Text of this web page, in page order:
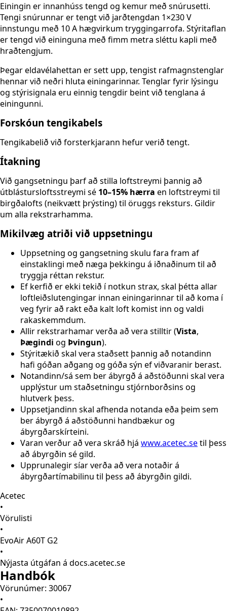
Einingin er innanhúss tengd og kemur með snúrusetti.
Tengi snúrunnar er tengt við jarðtengdan 1×230 V
innstungu með 10 A hægvirkum tryggingarrofa. Stýritaflan
er tengd við eininguna með fimm metra sléttu kapli með
hraðtengjum.
Þegar eldavélahettan er sett upp, tengist rafmagnstenglar
hennar við neðri hluta einingarinnar. Tenglar fyrir lýsingu
og stýrisignala eru einnig tengdir beint við tenglana á
einingunni.
Forskóun tengikabels
Tengikabelið við forsterkjarann hefur verið tengt.
Ítakning
Við gangsetningu þarf að stilla loftstreymi þannig að
útblástursloftsstreymi sé 10–15% hærra en loftstreymi til
birgðalofts (neikvætt þrýsting) til öruggs reksturs. Gildir
um alla rekstrarhamma.
Mikilvæg atriði við uppsetningu
Uppsetning og gangsetning skulu fara fram af
einstaklingi með næga þekkingu á iðnaðinum til að
tryggja réttan rekstur.
Ef kerfið er ekki tekið í notkun strax, skal þétta allar
loftleiðslutengingar innan einingarinnar til að koma í
veg fyrir að rakt eða kalt loft komist inn og valdi
rakaskemmdum.
Allir rekstrarhamar verða að vera stilltir (Vista,
Þægindi og Þvingun).
Stýritækið skal vera staðsett þannig að notandinn
hafi góðan aðgang og góða sýn ef viðvaranir berast.
Notandinn/sá sem ber ábyrgð á aðstöðunni skal vera
upplýstur um staðsetningu stjórnborðsins og
hlutverk þess.
Uppsetjandinn skal afhenda notanda eða þeim sem
ber ábyrgð á aðstöðunni handbækur og
ábyrgðarskírteini.
Varan verður að vera skráð hjá www.acetec.setil þess
að ábyrgðin sé gild.
Upprunalegir síar verða að vera notaðir á
ábyrgðartímabilinu til þess að ábyrgðin gildi.
Acetec
•
Vörulisti
•
EvoAir A60T G2
•
Nýjasta útgáfan á docs.acetec.se
Handbók
Vörunúmer: 30067
•